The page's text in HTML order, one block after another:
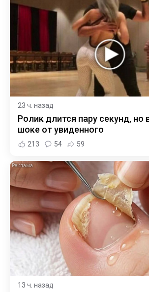
23 ч. назад
Ролик длится пару секунд, но
шоке от увиденного
213 54 59
13 ч. назад